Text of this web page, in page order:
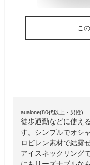
こ
aualone(80代以上・男性)
徒歩通勤などに使え
す。シンプルでオシ
ロピレン素材で結露
アイスネックリング